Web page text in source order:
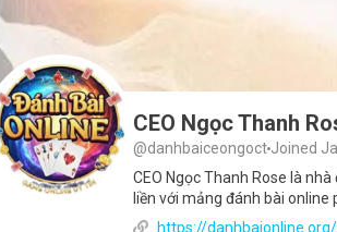
CEO Ngọc Thanh
@danhbaiceongoct Joined
CEO Ngọc Thanh Rose là
liền với mảng đánh bài
https://